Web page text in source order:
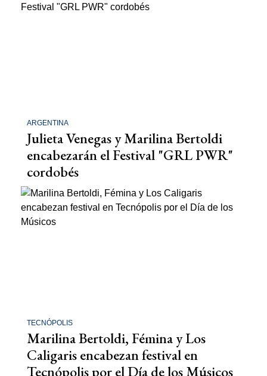
ARGENTINA
Julieta Venegas y Marilina Bertoldi
encabezarán el Festival "GRL PWR"
cordobés
TECNÓPOLIS
Marilina Bertoldi, Fémina y Los
Caligaris encabezan festival en
Tecnópolis por el Día de los Músicos